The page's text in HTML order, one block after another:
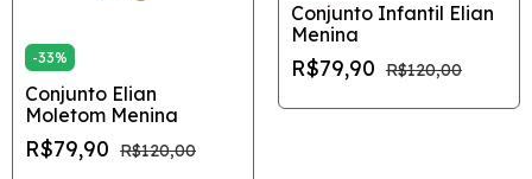
-33%
Conjunto Elian
Moletom Menina
R$79,90 R$120,00
Conjunto Infantil Elian
Menina
R$79,90 R$120,00